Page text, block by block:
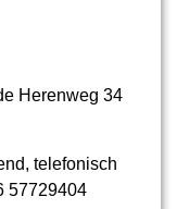
Herenweg 34
telefonisch
57729404